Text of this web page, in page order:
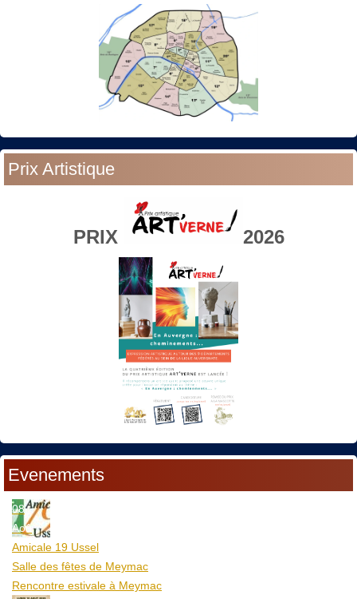
Prix Artistique
PRIX 2026
Evenements
08
Aoû
Amicale 19 Ussel
Salle des fêtes de Meymac
Rencontre estivale à Meymac